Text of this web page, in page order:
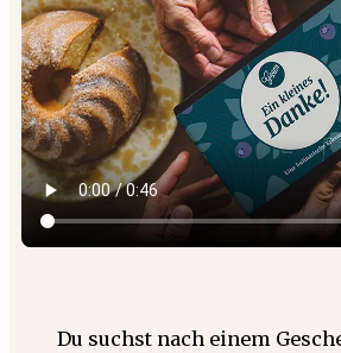
Du suchst nach einem